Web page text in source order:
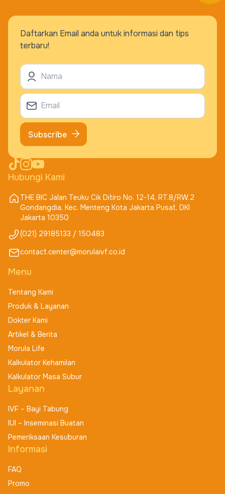
Hubungi Kami
THE BIC Jalan Teuku Cik Ditiro No. 12-14, RT.8/RW.2
Gondangdia, Kec. Menteng Kota Jakarta Pusat, DKI
Jakarta 10350
(021) 29185133 / 150483
contact.center@morulaivf.co.id
Menu
Tentang Kami
Produk & Layanan
Dokter Kami
Artikel & Berita
Morula Life
Kalkulator Kehamilan
Kalkulator Masa Subur
Layanan
IVF – Bayi Tabung
IUI – Inseminasi Buatan
Pemeriksaan Kesuburan
Informasi
FAQ
Promo
Daftarkan Email anda untuk informasi dan tips
terbaru!
Subscribe